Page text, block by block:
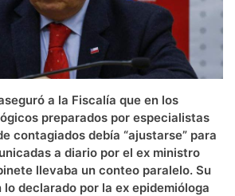
a la Fiscalía que en los
preparados por especialistas
contagiados debía “ajustarse” para
a diario por el ex ministro
llevaba un conteo paralelo. Su
declarado por la ex epidemióloga